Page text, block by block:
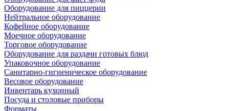
Оборудование для пиццерии
Нейтральное оборудование
Кофейное оборудование
Моечное оборудование
Торговое оборудование
Оборудование для раздачи готовых блюд
Упаковочное оборудование
Санитарно-гигиеническое оборудование
Весовое оборудование
Инвентарь кухонный
Посуда и столовые приборы
Форматы